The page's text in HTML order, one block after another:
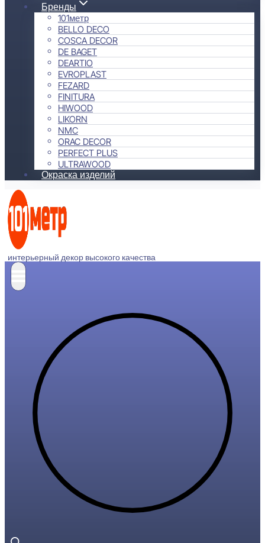
Бренды
101метр
BELLO DECO
COSCA DECOR
DE BAGET
DEARTIO
EVROPLAST
FEZARD
FINITURA
HIWOOD
LIKORN
NMC
ORAC DECOR
PERFECT PLUS
ULTRAWOOD
Окраска изделий
интерьерный декор высокого качества